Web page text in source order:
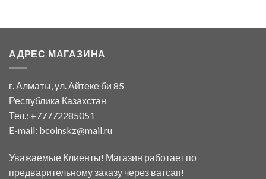
АДРЕС МАГАЗИНА
г. Алматы, ул. Айтеке би 85
Республика Казахстан
Тел.: +77772285051
E-mail: bcoinskz@mail.ru
Уважаемые Клиенты! Магазин работает по
предварительному заказу через ватсап!